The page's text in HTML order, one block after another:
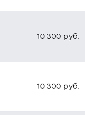
10 300 руб.
10 300 руб.